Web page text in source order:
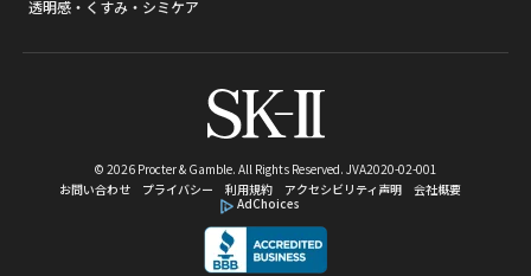
透明感・くすみ・シミケア
© 2026 Procter & Gamble. All Rights Reserved. JVA2020-02-001
お問い合わせ
プライバシー 利用規約 アクセシビリティ声明
会社概要
AdChoices